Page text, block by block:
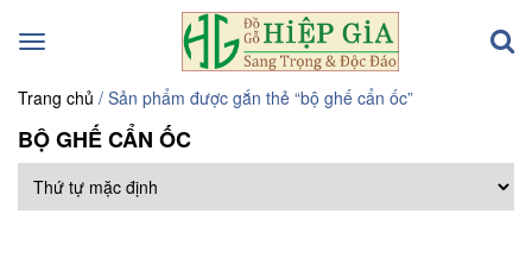
Toggle
Trang chủ / Sản phẩm được gắn thẻ “bộ ghế cẩn ốc”
BỘ GHẾ CẨN ỐC